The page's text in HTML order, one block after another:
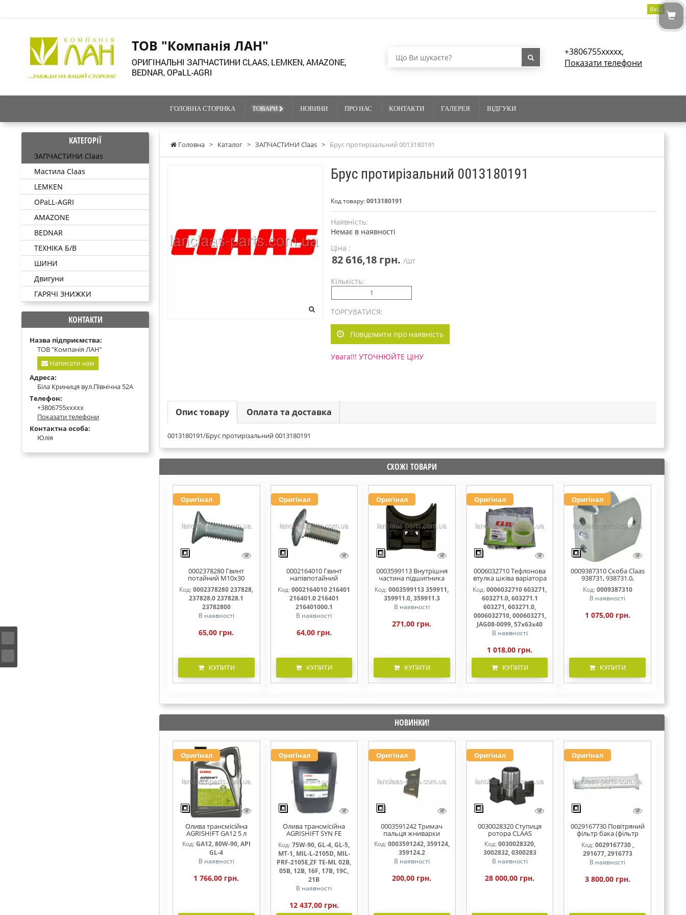
Вхід
ТОВ "Компанія ЛАН"
ОРИГІНАЛЬНІ ЗАПЧАСТИНИ CLAAS, LEMKEN, AMAZONE,
BEDNAR, OPaLL-AGRI
+3806755xxxxx,
Показати телефони
ГОЛОВНА СТОРІНКА ТОВАРИ НОВИНИ ПРО НАС КОНТАКТИ ГАЛЕРЕЯ ВІДГУКИ
Головна > Каталог > ЗАПЧАСТИНИ Claas > Брус протирізальний 0013180191
Брус протирізальний 0013180191
Код товару:0013180191
Наявність:
Немає в наявності
Ціна :
82 616,18 грн. /шт
Кількість:
ТОРГУВАТИСЯ:
Повідомити про наявність
Увага!!! УТОЧНЮЙТЕ ЦІНУ
Опис товару Оплата та доставка
0013180191/Брус протирізальний 0013180191
СХОЖІ ТОВАРИ
Оригінал
0002378280 Гвинт
потайний M10x30
237828, 237828.0
Код:0002378280 237828,
237828.0 237828.1
23782800
В наявності
65,00 грн.
КУПИТИ
Оригінал
0002164010 Гвинт
напівпотайний
М10х25х20 216401
216401.0 216401.1
216401000
Код:0002164010 216401
216401.0 216401
216401000.1
В наявності
64,00 грн.
КУПИТИ
Оригінал
0003599113 Внутрішня
частина підшипника
жатки 359911, 359911.0,
359911.3
Код: 0003599113 359911,
359911.0, 359911.3
В наявності
271,00 грн.
КУПИТИ
Оригінал
0006032710 Тефлонова
втулка шківа варіатора
57х63х40.5 , 603271,
603271.0, 603271.1
Код:0006032710 603271,
603271.0, 603271.1
603271, 603271.0,
0006032710, 000603271,
JAG08-0099, 57х63х40
В наявності
1 018,00 грн.
КУПИТИ
Оригінал
0009387310 Скоба Claas
938731, 938731.0,
938731.1
Код:0009387310
В наявності
1 075,00 грн.
КУПИТИ
НОВИНКИ!
Оригінал
Олива трансмісійна
AGRISHIFT GA12 5 л
Код:GA12, 80W-90, API
GL-4
В наявності
1 766,00 грн.
Оригінал
Олива трансмісійна
AGRISHIFT SYN FE
75W90 20л
Код:75W-90, GL-4, GL-5,
MT-1, MIL-L-2105D, MIL-
PRF-2105E,ZF TE-ML 02B,
05B, 12B, 16F, 17B, 19C,
21B
В наявності
12 437,00 грн.
Оригінал
0003591242 Тримач
пальця жниварки
Код:0003591242, 359124,
359124.2
В наявності
200,00 грн.
Оригінал
0030028320 Ступиця
ротора CLAAS
Код: 0030028320,
3002832, 0300283
В наявності
28 000,00 грн.
Оригінал
0029167730 Повітряний
фільтр бака (фільтр
AdBlue)
Код:0029167730 ,
291677, 2916773
В наявності
3 800,00 грн.
КАТЕГОРІЇ
ЗАПЧАСТИНИ Claas
Мастила Claas
LEMKEN
OPaLL-AGRI
AMAZONE
BEDNAR
ТЕХНІКА Б/В
ШИНИ
Двигуни
ГАРЯЧІ ЗНИЖКИ
КОНТАКТИ
Назва підприємства:
ТОВ "Компанія ЛАН"
Написати нам
Адреса:
Біла Криниця вул.Північна 52А
Телефон:
+3806755xxxxx
Показати телефони
Контактна особа:
Юлія